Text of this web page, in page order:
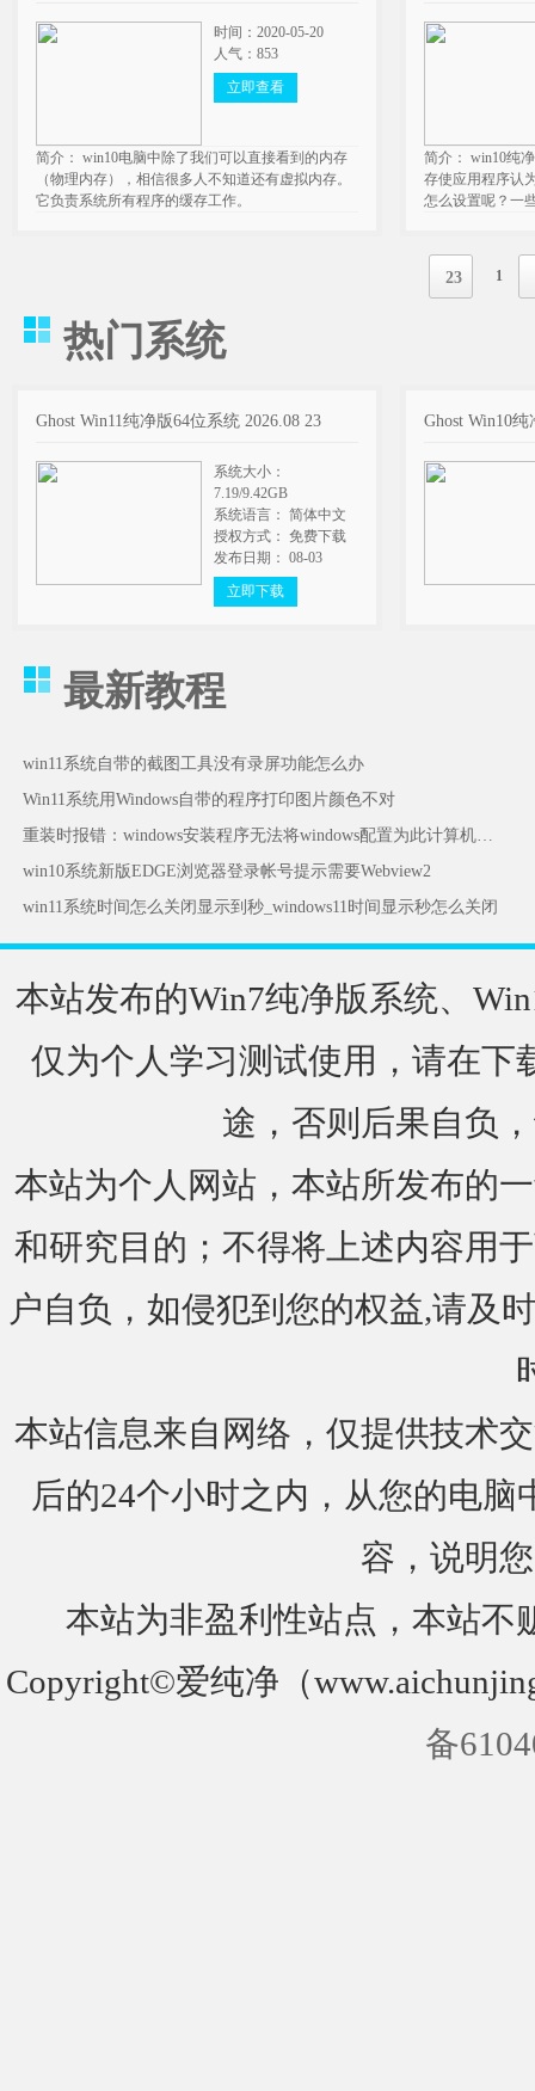
时间：2020-05-20
人气：853
立即查看
简介： win10电脑中除了我们可以直接看到的内存
（物理内存），相信很多人不知道还有虚拟内存。
它负责系统所有程序的缓存工作。
简介： win10纯
存使应用程序认
怎么设置呢？一
23 1
热门系统
Ghost Win11纯净版64位系统 2026.08 23
系统大小：
7.19/9.42GB
系统语言： 简体中文
授权方式： 免费下载
发布日期： 08-03
立即下载
Ghost Win10
最新教程
win11系统自带的截图工具没有录屏功能怎么办
Win11系统用Windows自带的程序打印图片颜色不对
重装时报错：windows安装程序无法将windows配置为此计算机的硬件运行怎么办
win10系统新版EDGE浏览器登录帐号提示需要Webview2
win11系统时间怎么关闭显示到秒_windows11时间显示秒怎么关闭
本站发布的Win7纯净版系统、
仅为个人学习测试使用，请在下
途，否则后果自负
本站为个人网站，本站所发布的
和研究目的；不得将上述内容用
户自负，如侵犯到您的权益,请及
本站信息来自网络，仅提供技术
后的24个小时之内，从您的电
容，说明
本站为非盈利性站点，本站不
Copyright©爱纯净（
备